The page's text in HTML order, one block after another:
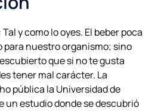
Tal y como lo oyes. El beber poca
para nuestro organismo; sino
que si no te gusta
tener mal carácter. La
pública la Universidad de
un estudio donde se descubrió